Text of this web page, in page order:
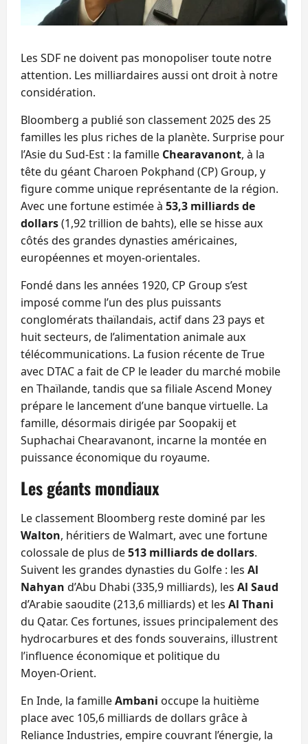
Les SDF ne doivent pas monopoliser toute notre
attention. Les milliardaires aussi ont droit à notre
considération.
Bloomberg a publié son classement 2025 des 25
familles les plus riches de la planète. Surprise pour
l’Asie du Sud‑Est : la famille Chearavanont, à la
tête du géant Charoen Pokphand (CP) Group, y
figure comme unique représentante de la région.
Avec une fortune estimée à 53,3 milliards de
dollars(1,92 trillion de bahts), elle se hisse aux
côtés des grandes dynasties américaines,
européennes et moyen‑orientales.
Fondé dans les années 1920, CP Group s’est
imposé comme l’un des plus puissants
conglomérats thaïlandais, actif dans 23 pays et
huit secteurs, de l’alimentation animale aux
télécommunications. La fusion récente de True
avec DTAC a fait de CP le leader du marché mobile
en Thaïlande, tandis que sa filiale Ascend Money
prépare le lancement d’une banque virtuelle. La
famille, désormais dirigée par Soopakij et
Suphachai Chearavanont, incarne la montée en
puissance économique du royaume.
Les géants mondiaux
Le classement Bloomberg reste dominé par les
Walton, héritiers de Walmart, avec une fortune
colossale de plus de513 milliards de dollars.
Suivent les grandes dynasties du Golfe : les Al
Nahyan d’Abu Dhabi (335,9 milliards), les Al Saud
d’Arabie saoudite (213,6 milliards) et les Al Thani
du Qatar. Ces fortunes, issues principalement des
hydrocarbures et des fonds souverains, illustrent
l’influence économique et politique du
Moyen‑Orient.
En Inde, la familleAmbani occupe la huitième
place avec 105,6 milliards de dollars grâce à
Reliance Industries, empire couvrant l’énergie, la